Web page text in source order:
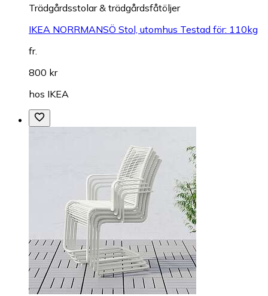
Trädgårdsstolar & trädgårdsfåtöljer
IKEA NORRMANSÖ Stol, utomhus Testad för: 110kg
fr.
800 kr
hos IKEA